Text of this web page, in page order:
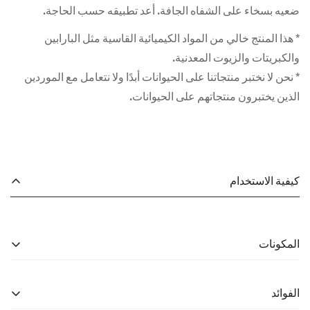
ضعيه بسخاء على الشفاه الجافة. أعد تطبيقه حسب الحاجة.
* هذا المنتج خالي من المواد الكيميائية القاسية مثل البارابين
والكبريتات والزيوت المعدنية.
* نحن لا نختبر منتجاتنا على الحيوانات أبدًا ولا نتعامل مع الموردين
الذين يختبرون منتجاتهم على الحيوانات.
كيفية الاستخدام
المكونات
الفوائد